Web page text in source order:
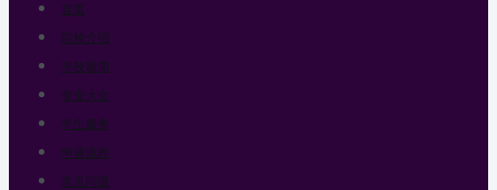
首页
院校介绍
学校新闻
专业大全
学生服务
申请流程
常见问题